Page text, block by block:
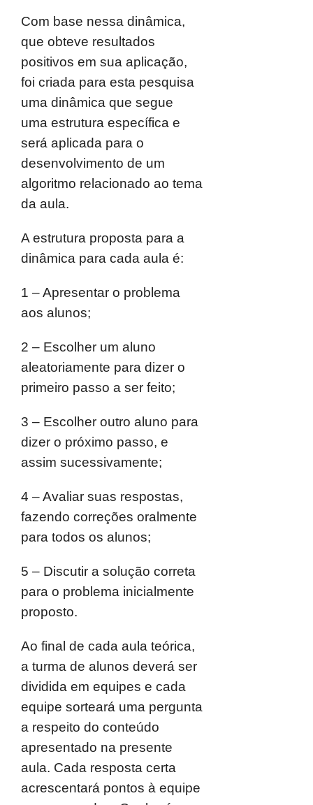
Com base nessa dinâmica,
que obteve resultados
positivos em sua aplicação,
foi criada para esta pesquisa
uma dinâmica que segue
uma estrutura específica e
será aplicada para o
desenvolvimento de um
algoritmo relacionado ao tema
da aula.
A estrutura proposta para a
dinâmica para cada aula é:
1 – Apresentar o problema
aos alunos;
2 – Escolher um aluno
aleatoriamente para dizer o
primeiro passo a ser feito;
3 – Escolher outro aluno para
dizer o próximo passo, e
assim sucessivamente;
4 – Avaliar suas respostas,
fazendo correções oralmente
para todos os alunos;
5 – Discutir a solução correta
para o problema inicialmente
proposto.
Ao final de cada aula teórica,
a turma de alunos deverá ser
dividida em equipes e cada
equipe sorteará uma pergunta
a respeito do conteúdo
apresentado na presente
aula. Cada resposta certa
acrescentará pontos à equipe